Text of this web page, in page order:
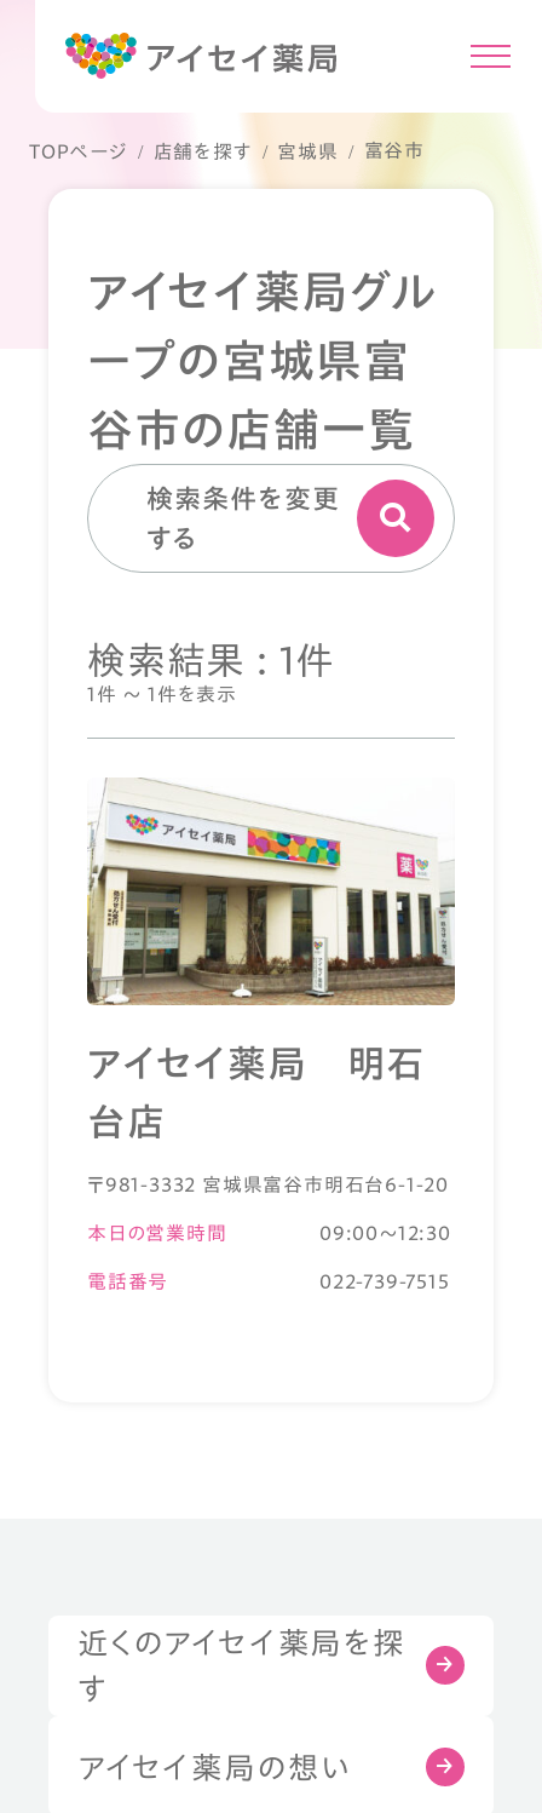
TOPページ 店舗を探す 宮城県 富谷市
アイセイ薬局グル
ープの宮城県富
谷市の店舗一覧
検索条件を変更
する
検索結果 : 1件
1件 ～ 1件を表示
アイセイ薬局 明石
台店
〒981-3332 宮城県富谷市明石台6-1-20
本日の営業時間 09:00～12:30
電話番号 022-739-7515
近くのアイセイ薬局を探
す
アイセイ薬局の想い